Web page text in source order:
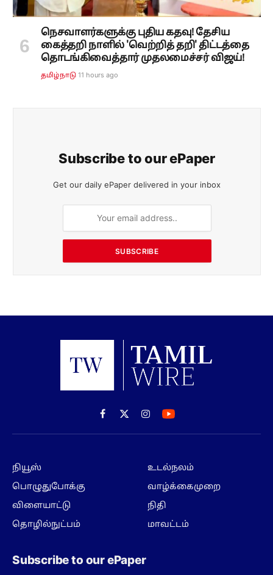
நெசவாளர்களுக்கு புதிய கதவு! தேசிய
கைத்தறி நாளில் 'வெற்றித் தறி' திட்டத்தை
தொடங்கிவைத்தார் முதலமைச்சர் விஜய்!
தமிழ்நாடு 11 hours ago
Subscribe to our ePaper
Get our daily ePaper delivered in your inbox
SUBSCRIBE
Facebook
X
(Twitter)
Instagram
நியூஸ்
பொழுதுபோக்கு
விளையாட்டு
தொழில்நுட்பம்
உடல்நலம்
வாழ்க்கைமுறை
நிதி
மாவட்டம்
Subscribe to our ePaper